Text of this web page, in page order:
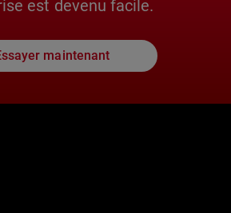
est devenu facile.
maintenant